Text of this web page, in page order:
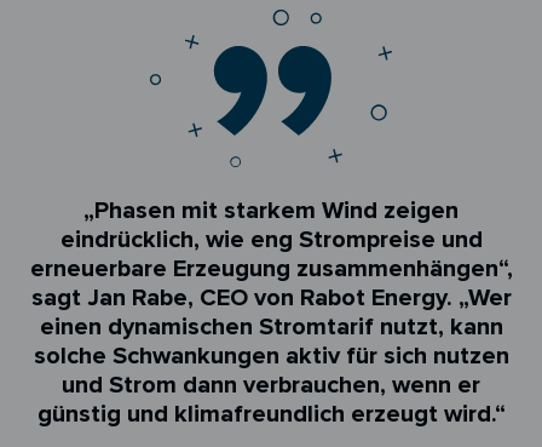
„Phasen mit starkem Wind zeigen
eindrücklich, wie eng Strompreise und
erneuerbare Erzeugung zusammenhängen“,
sagt Jan Rabe, CEO von Rabot Energy. „Wer
einen dynamischen Stromtarif nutzt, kann
solche Schwankungen aktiv für sich nutzen
und Strom dann verbrauchen, wenn er
günstig und klimafreundlich erzeugt wird.“